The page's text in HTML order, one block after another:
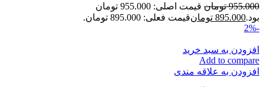
955.000 تومان
قیمت اصلی: 955.000 تومان
بود.895.000 تومانقیمت فعلی: 895.000 تومان.
-2%
افزودن به سبد خرید
Add to compare
افزودن به علاقه مندی